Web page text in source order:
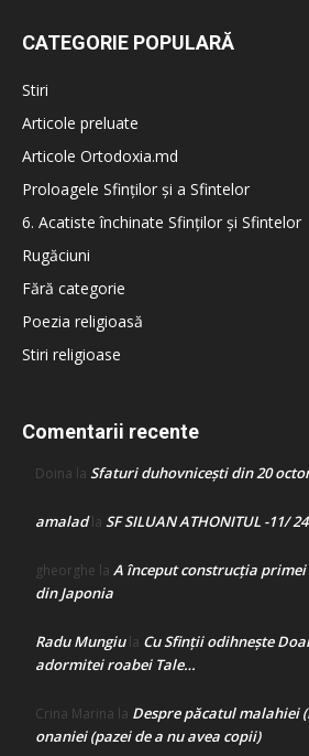
CATEGORIE POPULARĂ
Stiri
Articole preluate
Articole Ortodoxia.md
Proloagele Sfinților și a Sfintelor
6. Acatiste închinate Sfinților și Sfintelor
Rugăciuni
Fără categorie
Poezia religioasă
Stiri religioase
Comentarii recente
Doina la Sfaturi duhovnicești din 20
amaladla SF SILUAN ATHONITUL -11/ 24
gheorghe la A început construcţia
din Japonia
Radu Mungiula Cu Sfinții odihnește
adormitei roabei Tale…
Crina Marina la Despre păcatul malahiei
onaniei (pazei de a nu avea copii)